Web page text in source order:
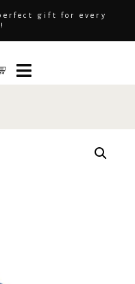
gift for every